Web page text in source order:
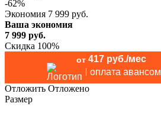
-62%
Экономия 7 999 руб.
Ваша экономия
7 999 руб.
Скидка 100%
от 417 руб./мес
оплата авансом
Отложить Отложено
Размер